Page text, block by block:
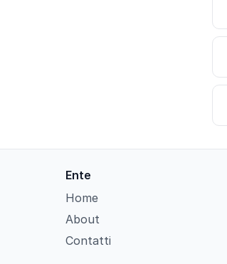
Ente
Home
About
Contatti